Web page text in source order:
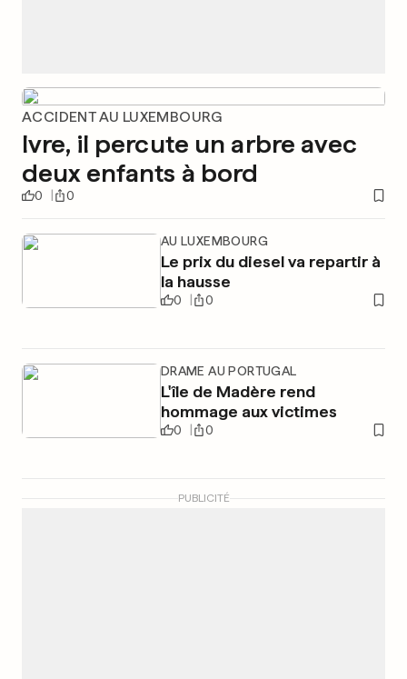
ACCIDENT AU LUXEMBOURG
Ivre, il percute un arbre avec
deux enfants à bord
0 0
AU LUXEMBOURG
Le prix du diesel va repartir à
la hausse
0 0
DRAME AU PORTUGAL
L'île de Madère rend
hommage aux victimes
0 0
PUBLICITÉ